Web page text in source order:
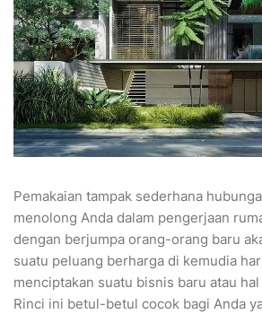
Pemakaian tampak sederhana
menolong Anda dalam pengerjaan
dengan berjumpa orang-orang baru
suatu peluang berharga di kemudia
menciptakan suatu bisnis baru atau
Rinci ini betul-betul cocok bagi Anda